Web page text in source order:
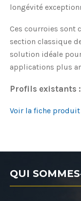
longévité
Ces courroies sont
section classique
solution idéale
applications plus
Profils existants :
Voir la fiche produit
QUI